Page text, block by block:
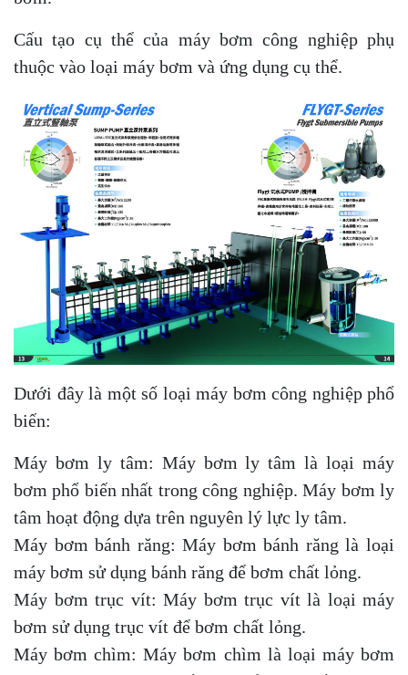
Cấu tạo cụ thể của máy bơm công nghiệp phụ
thuộc vào loại máy bơm và ứng dụng cụ thể.
Dưới đây là một số loại máy bơm công nghiệp phổ
biến:
Máy bơm ly tâm: Máy bơm ly tâm là loại máy
bơm phổ biến nhất trong công nghiệp. Máy bơm ly
tâm hoạt động dựa trên nguyên lý lực ly tâm.
Máy bơm bánh răng: Máy bơm bánh răng là loại
máy bơm sử dụng bánh răng để bơm chất lỏng.
Máy bơm trục vít: Máy bơm trục vít là loại máy
bơm sử dụng trục vít để bơm chất lỏng.
Máy bơm chìm: Máy bơm chìm là loại máy bơm